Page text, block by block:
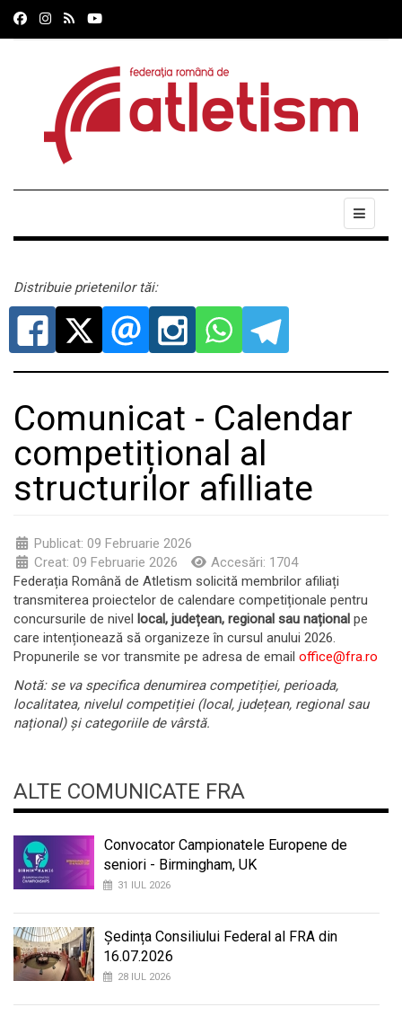
Distribuie prietenilor tăi:
Comunicat - Calendar
competițional al
structurilor afilliate
Publicat: 09 Februarie 2026
Creat: 09 Februarie 2026
Accesări: 1704
Federația Română de Atletism solicită membrilor afiliați
transmiterea proiectelor de calendare competiționale pentru
concursurile de nivel local, județean, regional sau național pe
care intenționează să organizeze în cursul anului 2026.
Propunerile se vor transmite pe adresa de email office@fra.ro
Notă: se va specifica denumirea competiției, perioada,
localitatea, nivelul competiției (local, județean, regional sau
național) și categoriile de vârstă.
ALTE COMUNICATE FRA
Convocator Campionatele Europene de
seniori - Birmingham, UK
31 IUL 2026
Ședința Consiliului Federal al FRA din
16.07.2026
28 IUL 2026